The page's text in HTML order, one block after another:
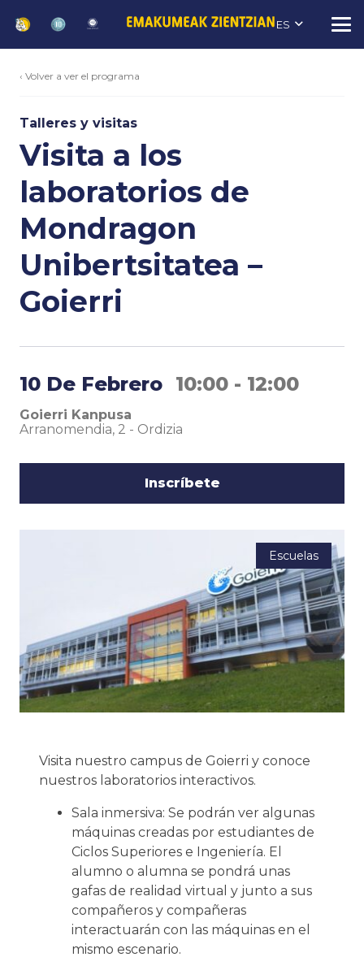
ES
‹ Volver a ver el programa
Talleres y visitas
Visita a los
laboratorios de
Mondragon
Unibertsitatea –
Goierri
10 De Febrero 10:00 - 12:00
Goierri Kanpusa
Arranomendia, 2 - Ordizia
Inscríbete
Escuelas
Visita nuestro campus de Goierri y conoce
nuestros laboratorios interactivos.
Sala inmersiva: Se podrán ver algunas
máquinas creadas por estudiantes de
Ciclos Superiores e Ingeniería. El
alumno o alumna se pondrá unas
gafas de realidad virtual y junto a sus
compañeros y compañeras
interactuarán con las máquinas en el
mismo escenario.